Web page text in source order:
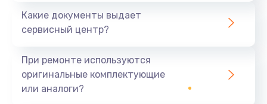
Какие документы выдает
сервисный центр?
При ремонте используются
оригинальные комплектующие
или аналоги?